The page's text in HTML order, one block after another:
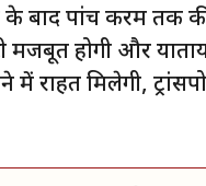
के बाद पांच करम
मजबूत होगी और
मिलेगी,